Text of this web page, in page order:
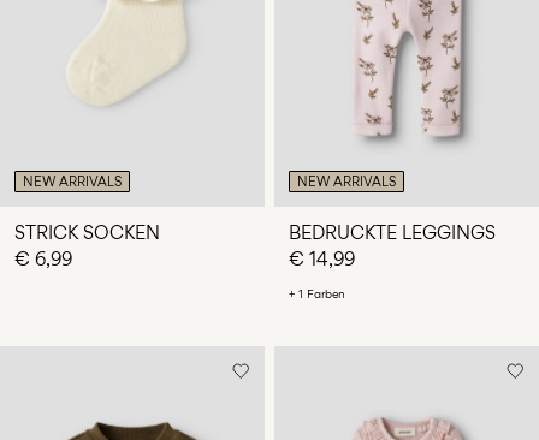
Luxemburg
/
Deutsch
NEW ARRIVALS
STRICK SOCKEN
€ 6,99
NEW ARRIVALS
BEDRUCKTE LEGGINGS
€ 14,99
+ 1 Farben